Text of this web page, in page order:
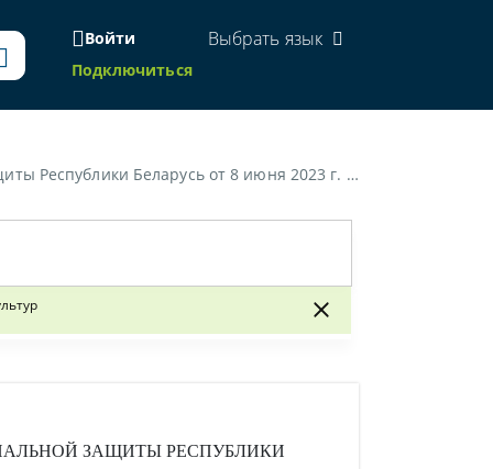
Войти
Подключиться
Выбрать язык
травматизма при проведении работ по уборке зерновых культур»
ЗАЩИТЫ РЕСПУБЛИКИ